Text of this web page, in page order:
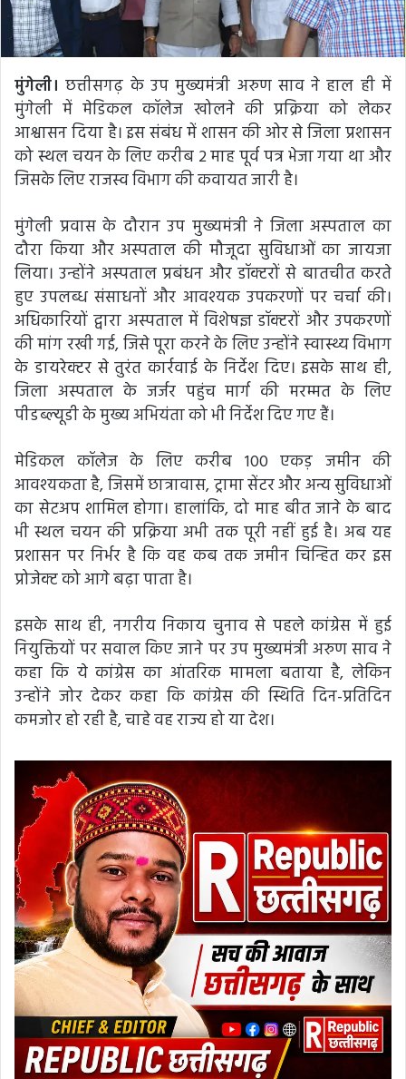
मुंगेली।छत्तीसगढ़ के उप मुख्यमंत्री अरुण साव ने हाल ही में
मुंगेली में मेडिकल कॉलेज खोलने की प्रक्रिया को लेकर
आश्वासन दिया है। इस संबंध में शासन की ओर से जिला प्रशासन
को स्थल चयन के लिए करीब 2 माह पूर्व पत्र भेजा गया था और
जिसके लिए राजस्व विभाग की कवायत जारी है।
मुंगेली प्रवास के दौरान उप मुख्यमंत्री ने जिला अस्पताल का
दौरा किया और अस्पताल की मौजूदा सुविधाओं का जायजा
लिया। उन्होंने अस्पताल प्रबंधन और डॉक्टरों से बातचीत करते
हुए उपलब्ध संसाधनों और आवश्यक उपकरणों पर चर्चा की।
अधिकारियों द्वारा अस्पताल में विशेषज्ञ डॉक्टरों और उपकरणों
की मांग रखी गई, जिसे पूरा करने के लिए उन्होंने स्वास्थ्य विभाग
के डायरेक्टर से तुरंत कार्रवाई के निर्देश दिए। इसके साथ ही,
जिला अस्पताल के जर्जर पहुंच मार्ग की मरम्मत के लिए
पीडब्ल्यूडी के मुख्य अभियंता को भी निर्देश दिए गए हैं।
मेडिकल कॉलेज के लिए करीब 100 एकड़ जमीन की
आवश्यकता है, जिसमें छात्रावास, ट्रामा सेंटर और अन्य सुविधाओं
का सेटअप शामिल होगा। हालांकि, दो माह बीत जाने के बाद
भी स्थल चयन की प्रक्रिया अभी तक पूरी नहीं हुई है। अब यह
प्रशासन पर निर्भर है कि वह कब तक जमीन चिन्हित कर इस
प्रोजेक्ट को आगे बढ़ा पाता है।
इसके साथ ही, नगरीय निकाय चुनाव से पहले कांग्रेस में हुई
नियुक्तियों पर सवाल किए जाने पर उप मुख्यमंत्री अरुण साव ने
कहा कि ये कांग्रेस का आंतरिक मामला बताया है, लेकिन
उन्होंने जोर देकर कहा कि कांग्रेस की स्थिति दिन-प्रतिदिन
कमजोर हो रही है, चाहे वह राज्य हो या देश।